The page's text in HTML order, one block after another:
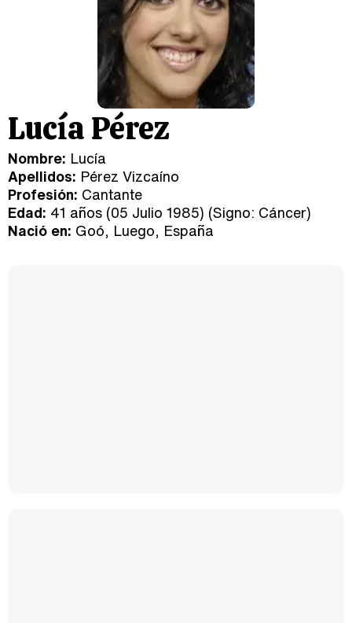
Lucía Pérez
Nombre: Lucía
Apellidos: Pérez Vizcaíno
Profesión: Cantante
Edad: 41 años (05 Julio 1985) (Signo: Cáncer)
Nació en: Goó, Luego, España